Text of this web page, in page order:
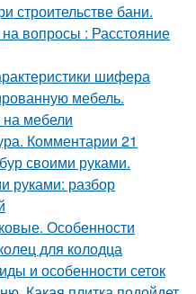
строительстве бани.
вопросы : Расстояние
шифера
мебель.
мебели
Комментарии 21
своими руками.
руками: разбор
Особенности
для колодца
и особенности сеток